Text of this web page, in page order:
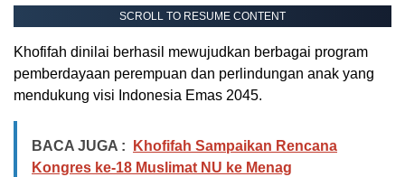
SCROLL TO RESUME CONTENT
Khofifah dinilai berhasil mewujudkan berbagai program
pemberdayaan perempuan dan perlindungan anak yang
mendukung visi Indonesia Emas 2045.
BACA JUGA :
Khofifah Sampaikan Rencana
Kongres ke-18 Muslimat NU ke Menag